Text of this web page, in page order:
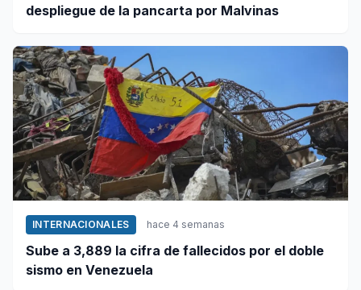
despliegue de la pancarta por Malvinas
INTERNACIONALES hace 4 semanas
Sube a 3,889 la cifra de fallecidos por el doble
sismo en Venezuela